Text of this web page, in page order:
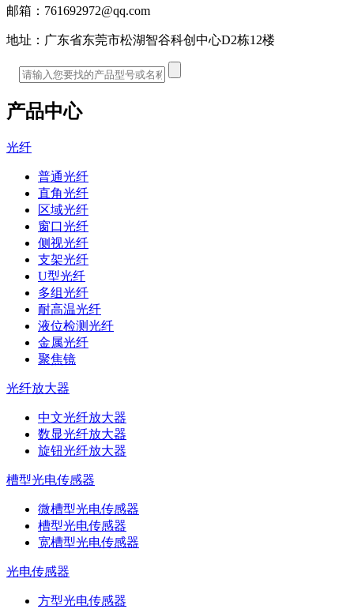
邮箱： 761692972@qq.com
地址： 广东省东莞市松湖智谷科创中心D2栋12楼
产品中心
光纤
普通光纤
直角光纤
区域光纤
窗口光纤
侧视光纤
支架光纤
U型光纤
多组光纤
耐高温光纤
液位检测光纤
金属光纤
聚焦镜
光纤放大器
中文光纤放大器
数显光纤放大器
旋钮光纤放大器
槽型光电传感器
微槽型光电传感器
槽型光电传感器
宽槽型光电传感器
光电传感器
方型光电传感器